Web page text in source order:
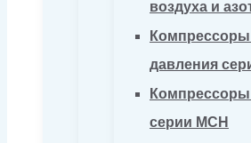
воздуха и
давления
серии MCH